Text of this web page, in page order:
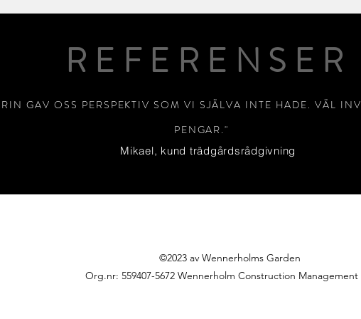
REFERENSER
GAV OSS PERSPEKTIV SOM VI SJÄLVA INTE HADE. VÄL
PENGAR."
Mikael, kund trädgårdsrådgivning
©2023 av Wennerholms Garden
Org.nr: 559407-5672 Wennerholm Construction Management